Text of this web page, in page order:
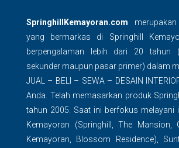
SpringhillKemayoran.com
yang bermarkas di Springhill
berpengalaman lebih dari 20 tahun
sekunder maupun pasar primer) dalam
JUAL – BELI – SEWA – DESAIN
Anda. Telah memasarkan produk
tahun 2005. Saat ini berfokus melayani
Kemayoran (Springhill, The Mansion,
Kemayoran, Blossom Residence),